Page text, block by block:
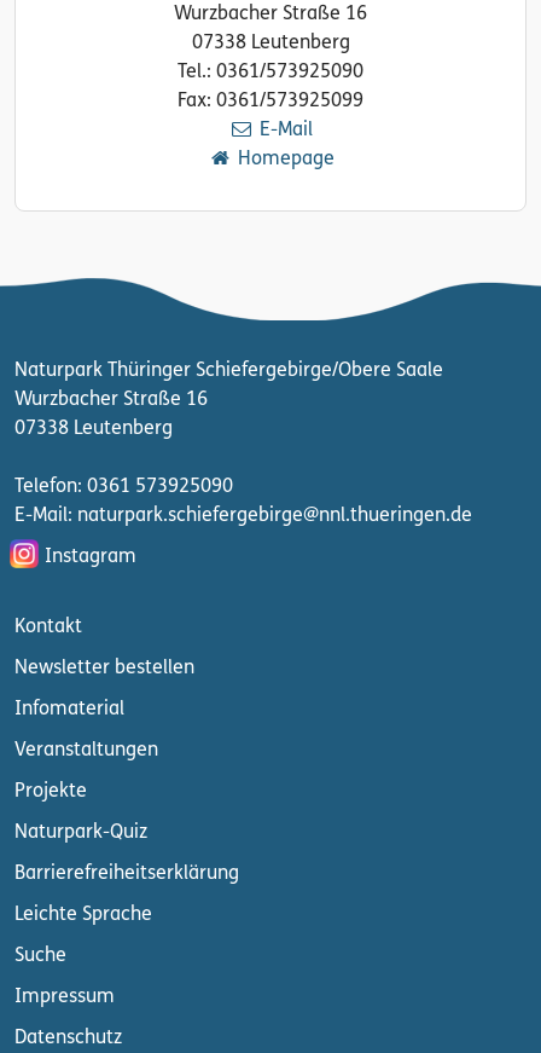
Wurzbacher Straße 16
07338 Leutenberg
Tel.: 0361/573925090
Fax: 0361/573925099
E-Mail
Homepage
Naturpark Thüringer Schiefergebirge/Obere Saale
Wurzbacher Straße 16
07338 Leutenberg
Telefon: 0361 573925090
E-Mail: naturpark.schiefergebirge@nnl.thueringen.de
Instagram
Kontakt
Newsletter bestellen
Infomaterial
Veranstaltungen
Projekte
Naturpark-Quiz
Barrierefreiheitserklärung
Leichte Sprache
Suche
Impressum
Datenschutz